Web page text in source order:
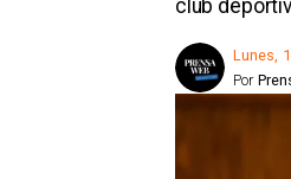
club
Lunes,
Por